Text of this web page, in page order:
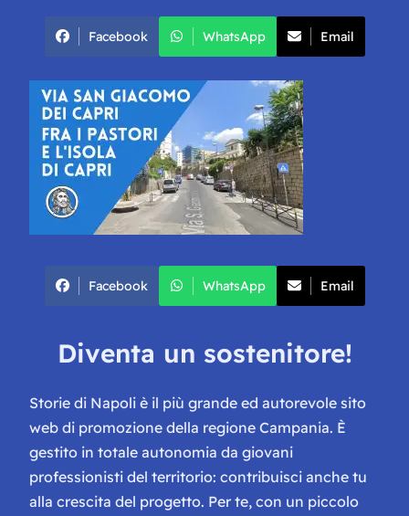
Facebook WhatsApp Email
Facebook WhatsApp Email
Diventa un sostenitore!
Storie di Napoli è il più grande ed autorevole sito
web di promozione della regione Campania. È
gestito in totale autonomia da giovani
professionisti del territorio: contribuisci anche tu
alla crescita del progetto. Per te, con un piccolo